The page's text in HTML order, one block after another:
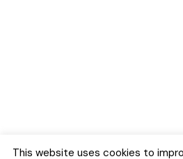
This website uses cookies to